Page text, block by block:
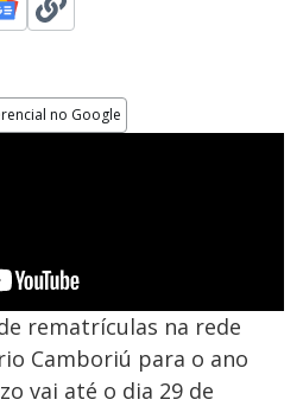
no Google
rematrículas na rede
Camboriú para o ano
vai até o dia 29 de